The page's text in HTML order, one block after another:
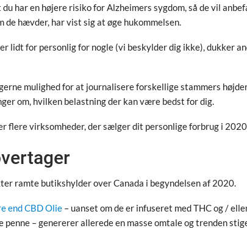
du har en højere risiko for Alzheimers sygdom, så de vil
de hævder, har vist sig at øge hukommelsen.
lidt for personlig for nogle (vi beskylder dig ikke), dukker
mulighed for at journalisere forskellige stammers
om, hvilken belastning der kan være bedst for dig.
flere virksomheder, der sælger dit personlige forbrug i
ramte butikshylder over Canada i begyndelsen af ​​2020.
end CBD Olie – uanset om de er infuseret med THC og /
– genererer allerede en masse omtale og trenden